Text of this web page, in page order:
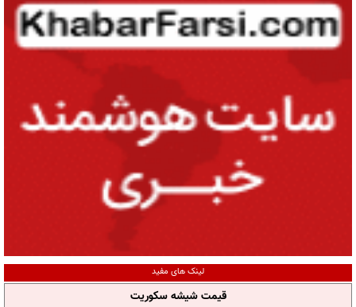
لینک های مفید
قیمت شیشه سکوریت